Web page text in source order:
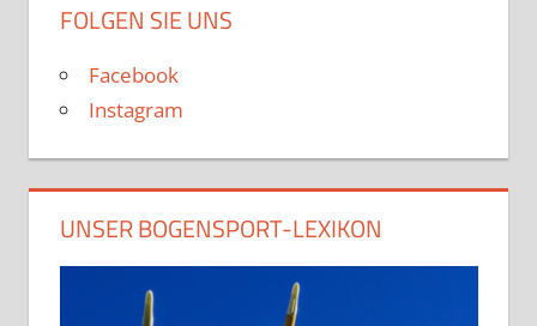
FOLGEN SIE UNS
Facebook
Instagram
UNSER BOGENSPORT-LEXIKON